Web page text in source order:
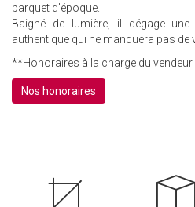
parquet d'époque.
Baigné de lumière, il dégage
authentique qui ne manquera pas de
**Honoraires à la charge du vendeur
Nos honoraires